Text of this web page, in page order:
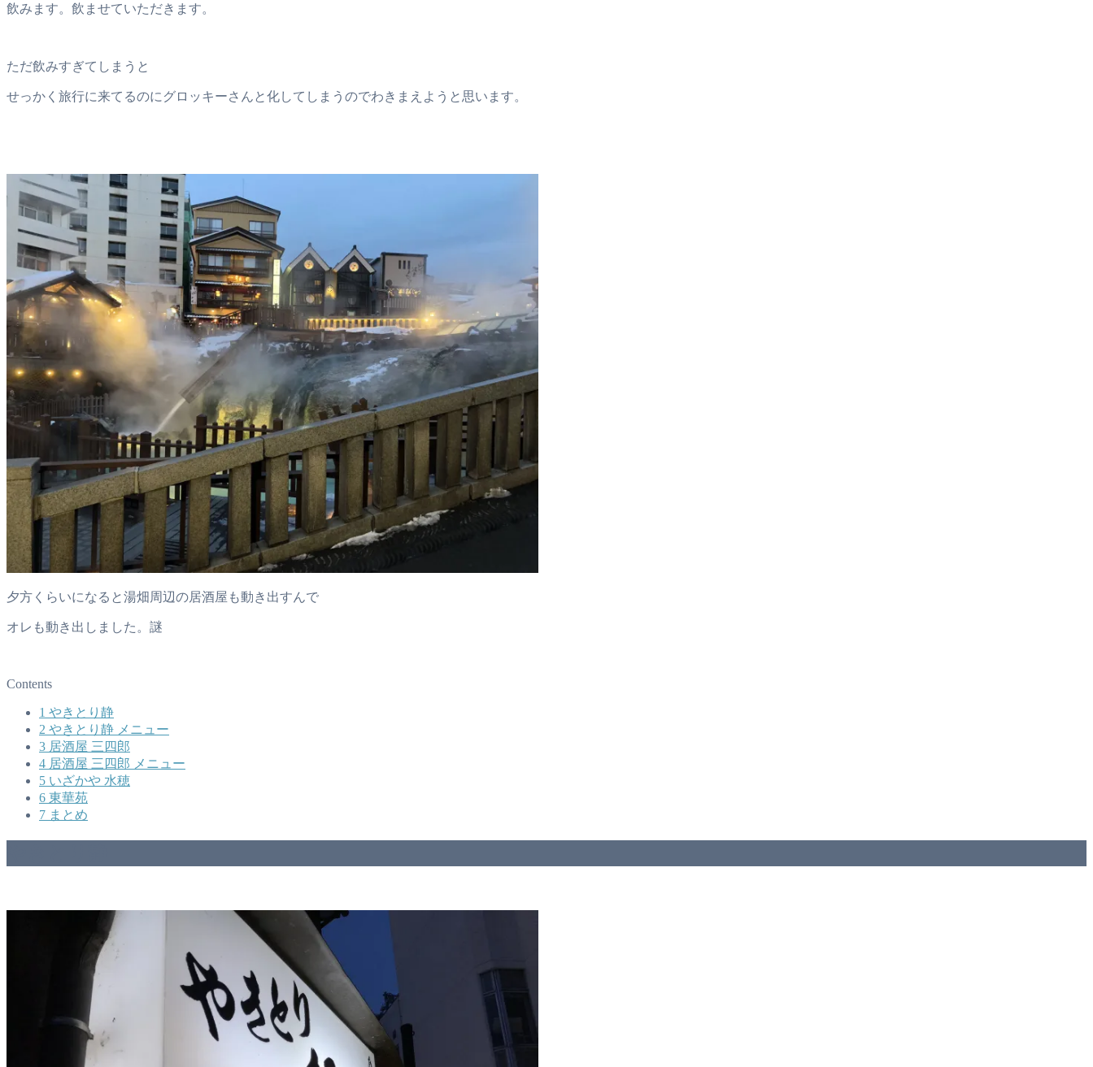
飲みます。飲ませていただきます。
ただ飲みすぎてしまうと
せっかく旅行に来てるのにグロッキーさんと化してしまうのでわきまえようと思います。
夕方くらいになると湯畑周辺の居酒屋も動き出すんで
オレも動き出しました。謎
Contents
1 やきとり静
2 やきとり静 メニュー
3 居酒屋 三四郎
4 居酒屋 三四郎 メニュー
5 いざかや 水穂
6 東華苑
7 まとめ